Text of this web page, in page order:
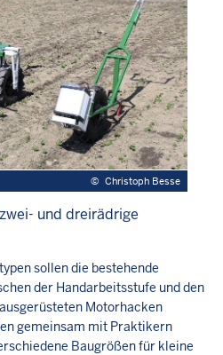
© Christoph Besse
und dreirädrige
sollen die bestehende
der Handarbeitsstufe und den
Motorhacken
gemeinsam mit Praktikern
Baugrößen für kleine